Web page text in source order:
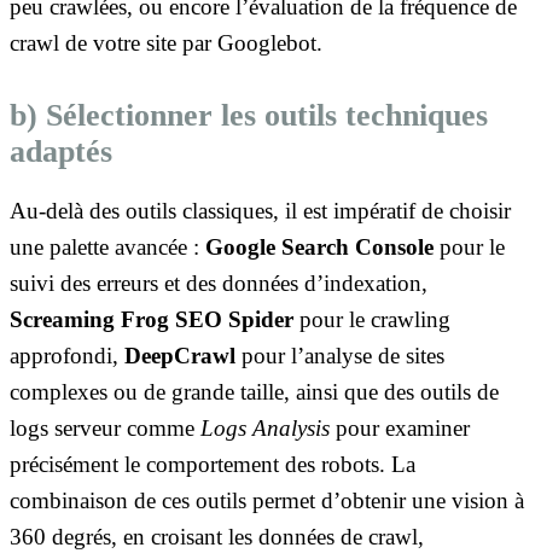
peu crawlées, ou encore l’évaluation de la fréquence de
crawl de votre site par Googlebot.
b) Sélectionner les outils techniques
adaptés
Au-delà des outils classiques, il est impératif de choisir
une palette avancée : Google Search Console pour le
suivi des erreurs et des données d’indexation,
Screaming Frog SEO Spider pour le crawling
approfondi, DeepCrawl pour l’analyse de sites
complexes ou de grande taille, ainsi que des outils de
logs serveur comme Logs Analysis pour examiner
précisément le comportement des robots. La
combinaison de ces outils permet d’obtenir une vision à
360 degrés, en croisant les données de crawl,